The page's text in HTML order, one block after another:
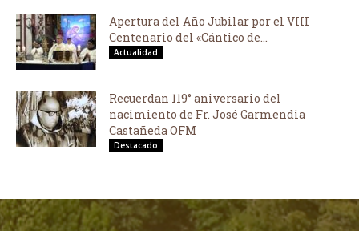
Apertura del Año Jubilar por el VIII
Centenario del «Cántico de...
Actualidad
Recuerdan 119° aniversario del
nacimiento de Fr. José Garmendia
Castañeda OFM
Destacado